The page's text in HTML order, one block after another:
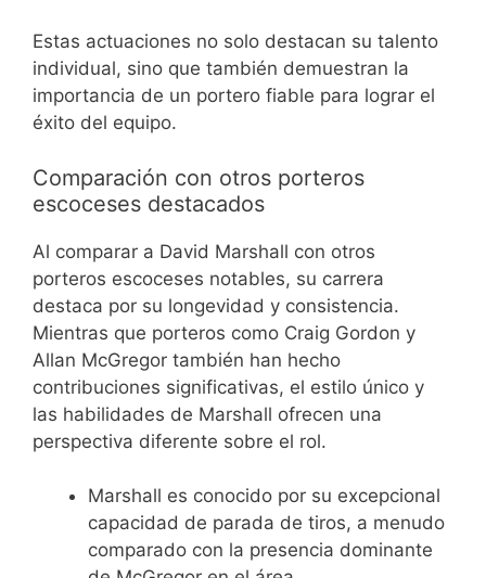
Estas actuaciones no solo destacan su talento
individual, sino que también demuestran la
importancia de un portero fiable para lograr el
éxito del equipo.
Comparación con otros porteros
escoceses destacados
Al comparar a David Marshall con otros
porteros escoceses notables, su carrera
destaca por su longevidad y consistencia.
Mientras que porteros como Craig Gordon y
Allan McGregor también han hecho
contribuciones significativas, el estilo único y
las habilidades de Marshall ofrecen una
perspectiva diferente sobre el rol.
Marshall es conocido por su excepcional
capacidad de parada de tiros, a menudo
comparado con la presencia dominante